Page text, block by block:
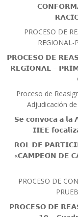
PROCESO DE
REGIONAL-
𝗣𝗥𝗢𝗖𝗘𝗦𝗢 𝗗𝗘
𝗥𝗘𝗚𝗜𝗢𝗡𝗔𝗟 –
Proceso de
Adjudicación
𝗦𝗲 𝗰𝗼𝗻𝘃𝗼𝗰𝗮 𝗮 𝗹𝗮
𝗜𝗜𝗘𝗘
𝗥𝗢𝗟 𝗗𝗘
«𝗖𝗔𝗠𝗣𝗘𝗢́𝗡 𝗗𝗘
PROCESO DE
𝗣𝗥𝗢𝗖𝗘𝗦𝗢 𝗗𝗘